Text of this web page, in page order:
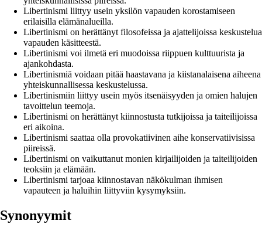
Libertinismi liittyy usein yksilön vapauden korostamiseen
erilaisilla elämänalueilla.
Libertinismi on herättänyt filosofeissa ja ajattelijoissa keskustelua
vapauden käsitteestä.
Libertinismi voi ilmetä eri muodoissa riippuen kulttuurista ja
ajankohdasta.
Libertinismiä voidaan pitää haastavana ja kiistanalaisena aiheena
yhteiskunnallisessa keskustelussa.
Libertinismiin liittyy usein myös itsenäisyyden ja omien halujen
tavoittelun teemoja.
Libertinismi on herättänyt kiinnostusta tutkijoissa ja taiteilijoissa
eri aikoina.
Libertinismi saattaa olla provokatiivinen aihe konservatiivisissa
piireissä.
Libertinismi on vaikuttanut monien kirjailijoiden ja taiteilijoiden
teoksiin ja elämään.
Libertinismi tarjoaa kiinnostavan näkökulman ihmisen
vapauteen ja haluihin liittyviin kysymyksiin.
Synonyymit